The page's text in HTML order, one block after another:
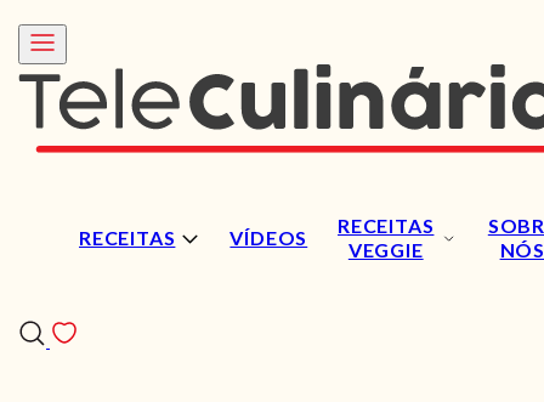
RECEITAS VÍDEOS
RECEITAS
VEGGIE
NÓS